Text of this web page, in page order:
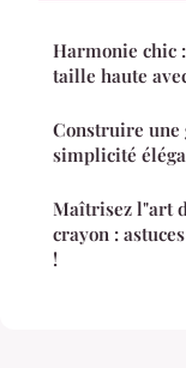
Harmonie chic
taille haute
Construire une
simplicité
Maîtrisez l"art
crayon :
!